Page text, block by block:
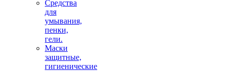
Средства
для
умывания,
пенки,
гели.
Маски
защитные,
гигиенические